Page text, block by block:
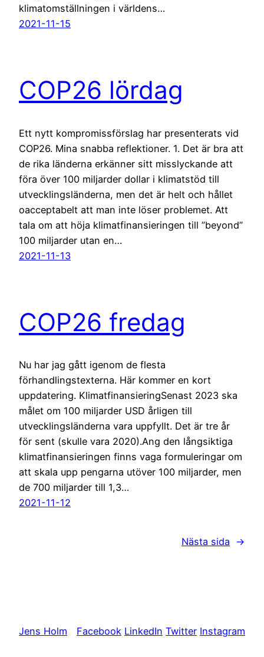
klimatomställningen i världens…
2021-11-15
COP26 lördag
Ett nytt kompromissförslag har presenterats vid
COP26. Mina snabba reflektioner. 1. Det är bra att
de rika länderna erkänner sitt misslyckande att
föra över 100 miljarder dollar i klimatstöd till
utvecklingsländerna, men det är helt och hållet
oacceptabelt att man inte löser problemet. Att
tala om att höja klimatfinansieringen till ”beyond”
100 miljarder utan en…
2021-11-13
COP26 fredag
Nu har jag gått igenom de flesta
förhandlingstexterna. Här kommer en kort
uppdatering. KlimatfinansieringSenast 2023 ska
målet om 100 miljarder USD årligen till
utvecklingsländerna vara uppfyllt. Det är tre år
för sent (skulle vara 2020).Ang den långsiktiga
klimatfinansieringen finns vaga formuleringar om
att skala upp pengarna utöver 100 miljarder, men
de 700 miljarder till 1,3…
2021-11-12
Nästa sida →
Jens Holm Facebook LinkedIn Twitter Instagram